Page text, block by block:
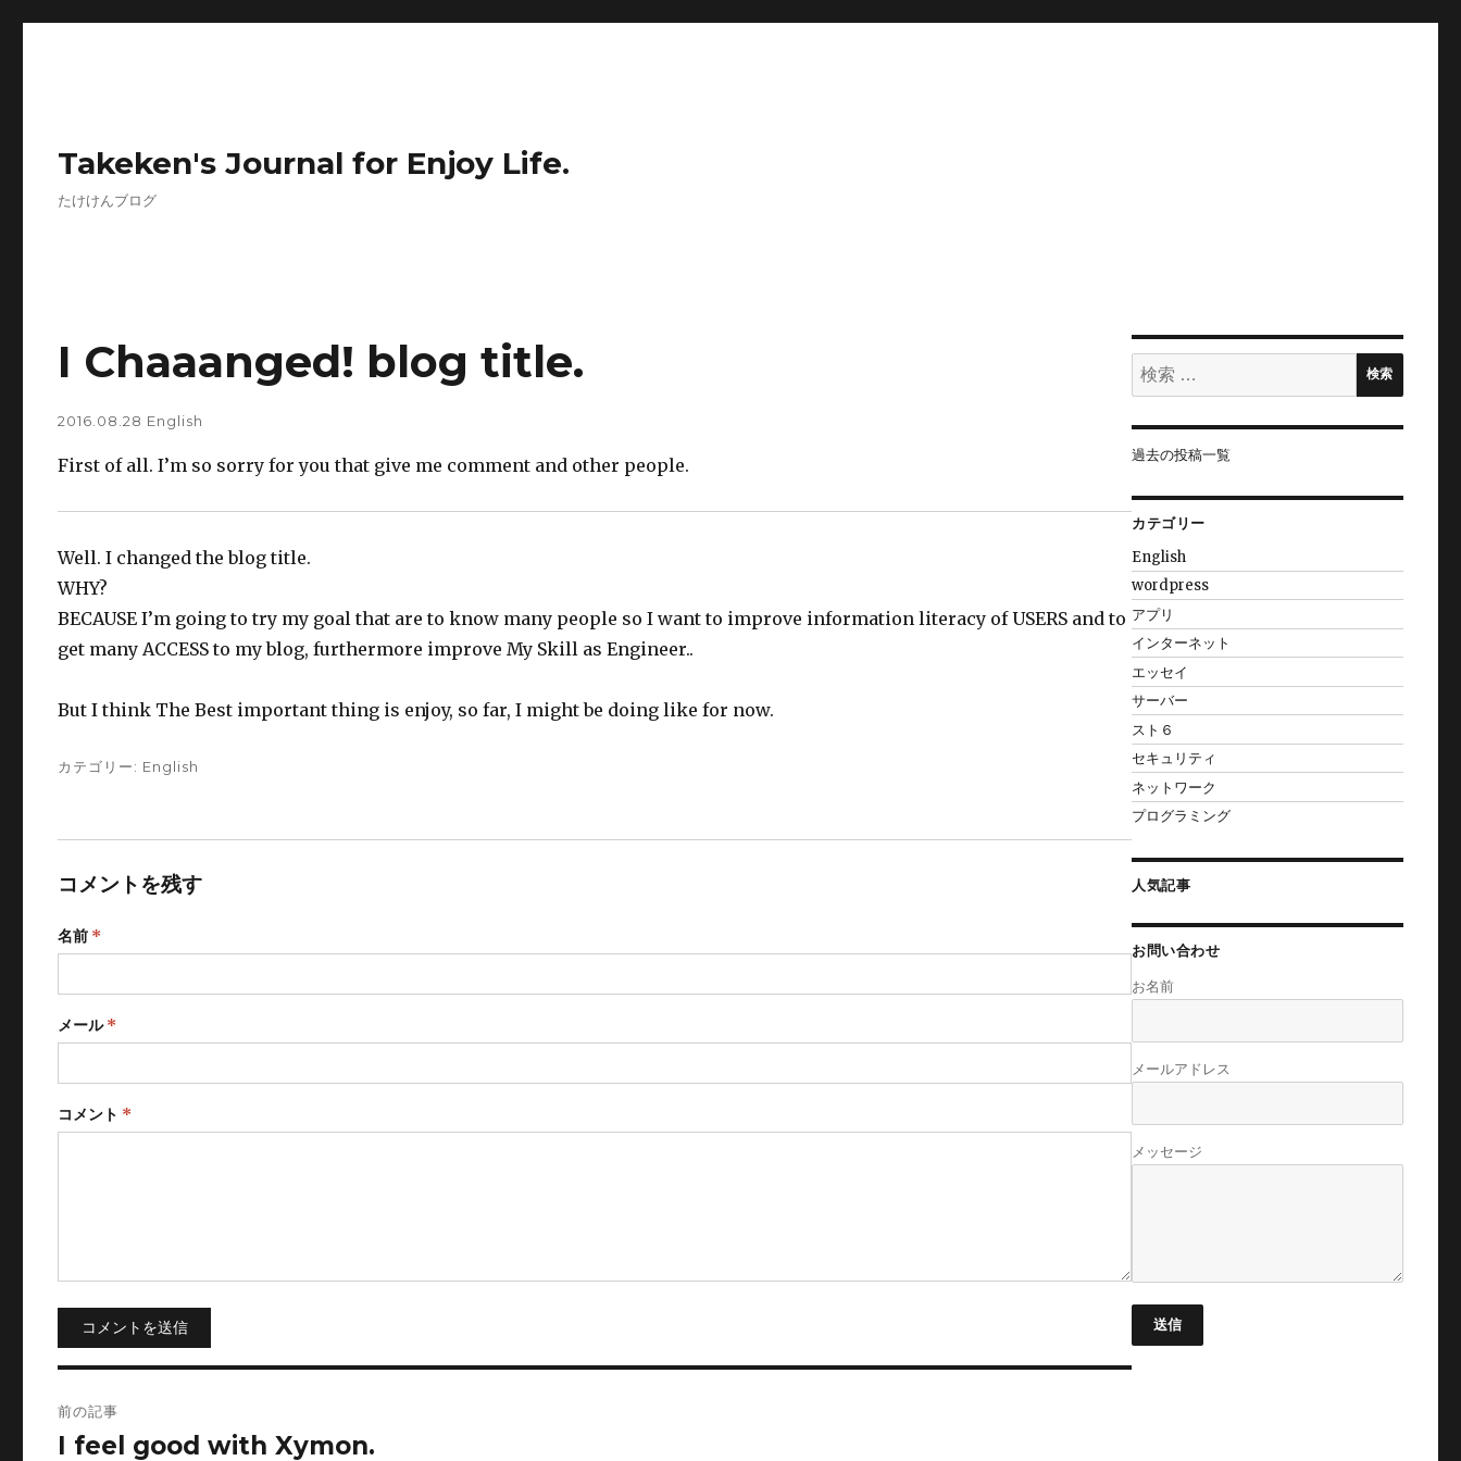
Takeken's Journal for Enjoy Life.
たけけんブログ
I Chaaanged! blog title.
2016.08.28 English
First of all. I’m so sorry for you that give me comment and other people.
Well. I changed the blog title.
WHY?
BECAUSE I’m going to try my goal that are to know many people so I want to improve information literacy of USERS and to
get many ACCESS to my blog, furthermore improve My Skill as Engineer..
But I think The Best important thing is enjoy, so far, I might be doing like for now.
カテゴリー: English
コメントを残す
名前 *
メール*
コメント *
コメントを送信
稿
前の記事
I feel good with Xymon.
検
索:
検索
過去の投稿一覧
カテゴリー
English
wordpress
アプリ
インターネット
エッセイ
サーバー
スト６
セキュリティ
ネットワーク
プログラミング
人気記事
お問い合わせ
お名前
メールアドレス
メッセージ
送信